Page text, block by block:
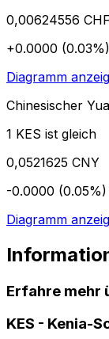
0,00624556 CHF
+0.0000 (0.03%)
Diagramm
Chinesischer
1 KES ist gleich
0,0521625 CNY
-0.0000 (0.05%)
Diagramm
Erfahre mehr
KES - Kenia-